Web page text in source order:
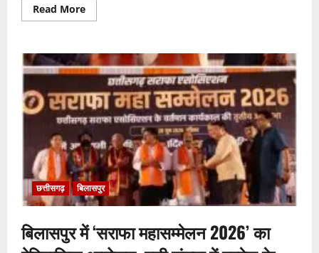
Read MoreRead
more
2026
में
अर्नवी
श्रीवास्तव
ने
कथक
में
जीता
प्रथम
पुरस्कार
छत्तीसगढ़ बिलासपुर
बिलासपुर में ‘सराफा महासम्मेलन 2026’ का